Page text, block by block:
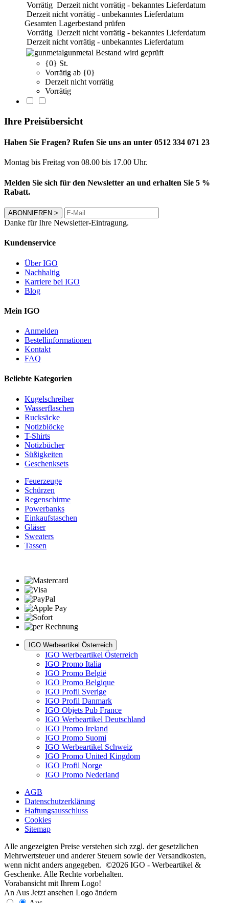
Vorrätig Derzeit nicht vorrätig - bekanntes Lieferdatum
Derzeit nicht vorrätig - unbekanntes Lieferdatum
Gesamten Lagerbestand prüfen
Vorrätig Derzeit nicht vorrätig - bekanntes Lieferdatum
Derzeit nicht vorrätig - unbekanntes Lieferdatum
gunmetal Bestand wird geprüft
{0} St.
Vorrätig ab {0}
Derzeit nicht vorrätig
Vorrätig
Ihre Preisübersicht
Haben Sie Fragen? Rufen Sie uns an unter 0512 334 071 23
Montag bis Freitag von 08.00 bis 17.00 Uhr.
Melden Sie sich für den Newsletter an und erhalten Sie 5 %
Rabatt.
ABONNIEREN >
Danke für Ihre Newsletter-Eintragung.
Kundenservice
Über IGO
Nachhaltig
Karriere bei IGO
Blog
Mein IGO
Anmelden
Bestellinformationen
Kontakt
FAQ
Beliebte Kategorien
Kugelschreiber
Wasserflaschen
Rucksäcke
Notizblöcke
T-Shirts
Notizbücher
Süßigkeiten
Geschenksets
Feuerzeuge
Schürzen
Regenschirme
Powerbanks
Einkaufstaschen
Gläser
Sweaters
Tassen
IGO Werbeartikel Österreich
IGO Werbeartikel Österreich
IGO Promo Italia
IGO Promo België
IGO Promo Belgique
IGO Profil Sverige
IGO Profil Danmark
IGO Objets Pub France
IGO Werbeartikel Deutschland
IGO Promo Ireland
IGO Promo Suomi
IGO Werbeartikel Schweiz
IGO Promo United Kingdom
IGO Profil Norge
IGO Promo Nederland
AGB
Datenschutzerklärung
Haftungsausschluss
Cookies
Sitemap
Alle angezeigten Preise verstehen sich zzgl. der gesetzlichen
Mehrwertsteuer und anderer Steuern sowie der Versandkosten,
wenn nicht anders angegeben. ©2026 IGO - Werbeartikel &
Geschenke. Alle Rechte vorbehalten.
Vorabansicht mit Ihrem Logo!
An Aus Jetzt ansehen Logo ändern